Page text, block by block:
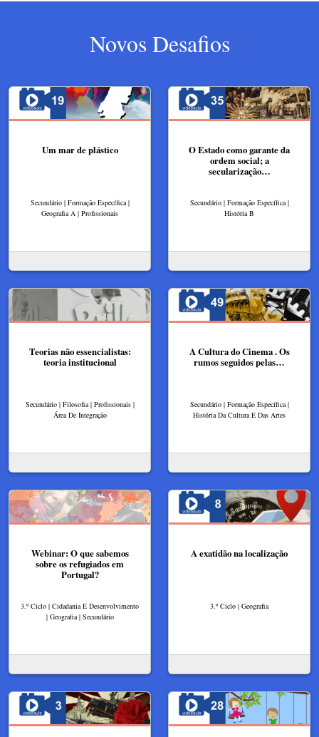
Novos Desafios
Um mar de plástico
Secundário | Formação Específica |
Geografia A | Profissionais
O Estado como garante da
ordem social; a
secularização…
Secundário | Formação Específica |
História B
Teorias não essencialistas:
teoria institucional
Secundário | Filosofia | Profissionais |
Área De Integração
A Cultura do Cinema . Os
rumos seguidos pelas…
Secundário | Formação Específica |
História Da Cultura E Das Artes
Webinar: O que sabemos
sobre os refugiados em
Portugal?
3.º Ciclo | Cidadania E Desenvolvimento
| Geografia | Secundário
A exatidão na localização
3.º Ciclo | Geografia